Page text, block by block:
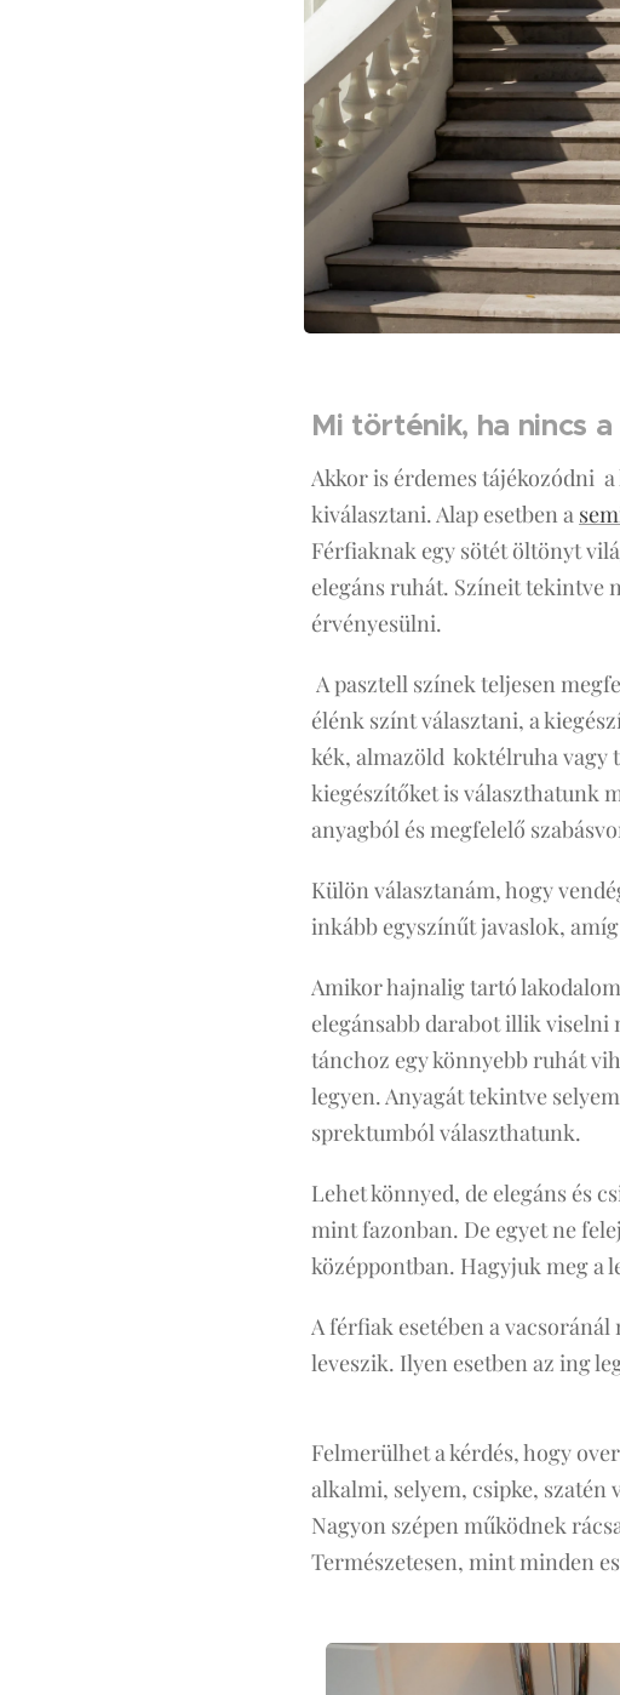
Mi történik, ha nincs
Akkor is érdemes tájékozódni
kiválasztani. Alap esetben a
Férfiaknak egy sötét öltönyt
elegáns ruhát. Színeit tekintve
érvényesülni.
A pasztell színek teljesen
élénk színt választani, a
kék, almazöld koktélruha vagy
kiegészítőket is választhatunk
anyagból és megfelelő
Külön választanám, hogy
inkább egyszínűt javaslok,
Amikor hajnalig tartó
elegánsabb darabot illik viselni
tánchoz egy könnyebb ruhát
legyen. Anyagát tekintve
sprektumból választhatunk.
Lehet könnyed, de elegáns és
mint fazonban. De egyet ne
középpontban. Hagyjuk meg a
A férfiak esetében a
leveszik. Ilyen esetben az ing
Felmerülhet a kérdés, hogy
alkalmi, selyem, csipke, szatén
Nagyon szépen működnek
Természetesen, mint minden